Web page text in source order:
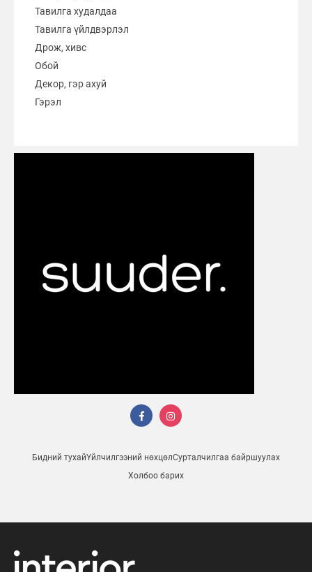
Тавилга худалдаа
Тавилга үйлдвэрлэл
Дрож, хивс
Обой
Декор, гэр ахуй
Гэрэл
Бидний тухайҮйлчилгээний нөхцөлСурталчилгаа байршуулах
Холбоо барих